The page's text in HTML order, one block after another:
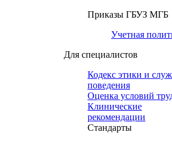
Приказы ГБУЗ МГБ
Учетная
Для специалистов
Кодекс этики и
поведения
Оценка условий
Клинические
рекомендации
Cтандарты